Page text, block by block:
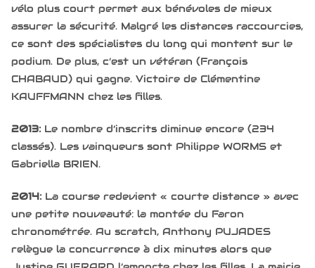
vélo plus court permet aux bénévoles de mieux
assurer la sécurité. Malgré les distances raccourcies,
ce sont des spécialistes du long qui montent sur le
podium. De plus, c’est un vétéran (François
CHABAUD) qui gagne. Victoire de Clémentine
KAUFFMANN chez les filles.
2013: Le nombre d’inscrits diminue encore (234
classés). Les vainqueurs sont Philippe WORMS et
Gabriella BRIEN.
2014: La course redevient « courte distance » avec
une petite nouveauté: la montée du Faron
chronométrée. Au scratch, Anthony PUJADES
relègue la concurrence à dix minutes alors que